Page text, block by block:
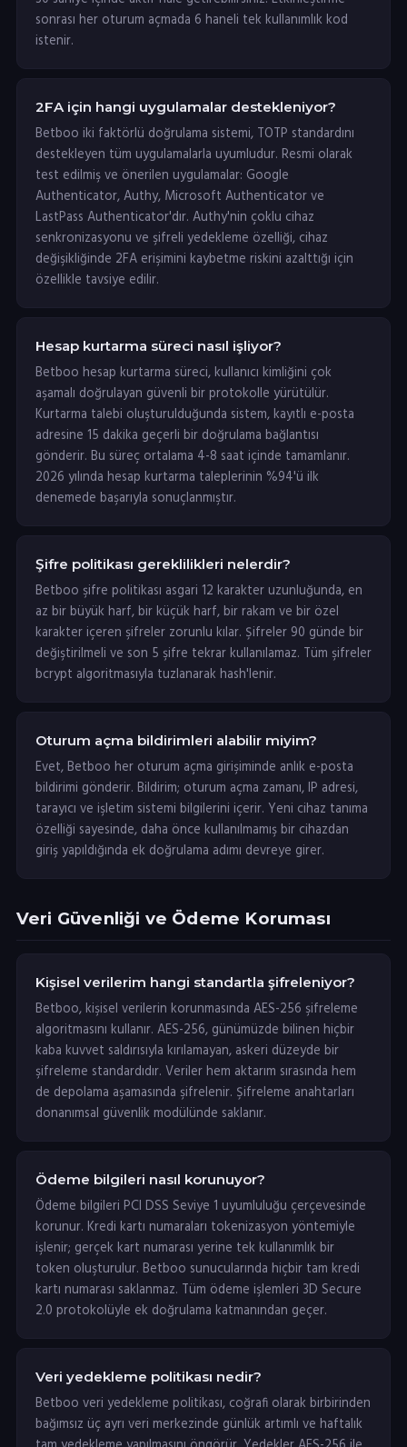
sonrası her oturum açmada 6 haneli tek kullanımlık kod
istenir.
2FA için hangi uygulamalar destekleniyor?
Betboo iki faktörlü doğrulama sistemi, TOTP standardını
destekleyen tüm uygulamalarla uyumludur. Resmi olarak
test edilmiş ve önerilen uygulamalar: Google
Authenticator, Authy, Microsoft Authenticator ve
LastPass Authenticator'dır. Authy'nin çoklu cihaz
senkronizasyonu ve şifreli yedekleme özelliği, cihaz
değişikliğinde 2FA erişimini kaybetme riskini azalttığı için
özellikle tavsiye edilir.
Hesap kurtarma süreci nasıl işliyor?
Betboo hesap kurtarma süreci, kullanıcı kimliğini çok
aşamalı doğrulayan güvenli bir protokolle yürütülür.
Kurtarma talebi oluşturulduğunda sistem, kayıtlı e-posta
adresine 15 dakika geçerli bir doğrulama bağlantısı
gönderir. Bu süreç ortalama 4-8 saat içinde tamamlanır.
2026 yılında hesap kurtarma taleplerinin %94'ü ilk
denemede başarıyla sonuçlanmıştır.
Şifre politikası gereklilikleri nelerdir?
Betboo şifre politikası asgari 12 karakter uzunluğunda, en
az bir büyük harf, bir küçük harf, bir rakam ve bir özel
karakter içeren şifreler zorunlu kılar. Şifreler 90 günde bir
değiştirilmeli ve son 5 şifre tekrar kullanılamaz. Tüm şifreler
bcrypt algoritmasıyla tuzlanarak hash'lenir.
Oturum açma bildirimleri alabilir miyim?
Evet, Betboo her oturum açma girişiminde anlık e-posta
bildirimi gönderir. Bildirim; oturum açma zamanı, IP adresi,
tarayıcı ve işletim sistemi bilgilerini içerir. Yeni cihaz tanıma
özelliği sayesinde, daha önce kullanılmamış bir cihazdan
giriş yapıldığında ek doğrulama adımı devreye girer.
Veri Güvenliği ve Ödeme Koruması
Kişisel verilerim hangi standartla şifreleniyor?
Betboo, kişisel verilerin korunmasında AES-256 şifreleme
algoritmasını kullanır. AES-256, günümüzde bilinen hiçbir
kaba kuvvet saldırısıyla kırılamayan, askeri düzeyde bir
şifreleme standardıdır. Veriler hem aktarım sırasında hem
de depolama aşamasında şifrelenir. Şifreleme anahtarları
donanımsal güvenlik modülünde saklanır.
Ödeme bilgileri nasıl korunuyor?
Ödeme bilgileri PCI DSS Seviye 1 uyumluluğu çerçevesinde
korunur. Kredi kartı numaraları tokenizasyon yöntemiyle
işlenir; gerçek kart numarası yerine tek kullanımlık bir
token oluşturulur. Betboo sunucularında hiçbir tam kredi
kartı numarası saklanmaz. Tüm ödeme işlemleri 3D Secure
2.0 protokolüyle ek doğrulama katmanından geçer.
Veri yedekleme politikası nedir?
Betboo veri yedekleme politikası, coğrafi olarak birbirinden
bağımsız üç ayrı veri merkezinde günlük artımlı ve haftalık